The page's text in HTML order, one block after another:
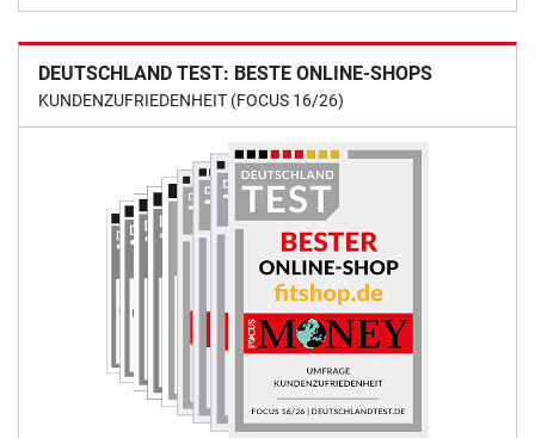
DEUTSCHLAND TEST: BESTE ONLINE-SHOPS
KUNDENZUFRIEDENHEIT (FOCUS 16/26)